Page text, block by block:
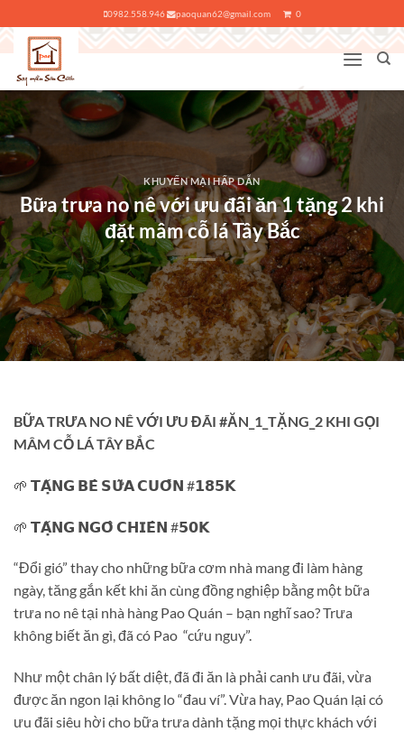
qua
nội
dung
0982.558.946 paoquan62@gmail.com 0
KHUYẾN MẠI HẤP DẪN
Bữa trưa no nê với ưu đãi ăn 1 tặng 2 khi
đặt mâm cỗ lá Tây Bắc
BỮA TRƯA NO NÊ VỚI ƯU ĐÃI #ĂN_1_TẶNG_2 KHI GỌI
MÂM CỖ LÁ TÂY BẮC
🌱 𝗧𝗔̣̆𝗡𝗚 𝗕𝗘̂ 𝗦𝗨̛̃𝗔 𝗖𝗨𝗢̂́𝗡 #𝟭𝟴𝟱𝗞
🌱 𝗧𝗔̣̆𝗡𝗚 𝗡𝗚𝗢̂ 𝗖𝗛𝗜𝗘̂𝗡 #𝟱𝟬𝗞
“Đổi gió” thay cho những bữa cơm nhà mang đi làm hàng
ngày, tăng gắn kết khi ăn cùng đồng nghiệp bằng một bữa
trưa no nê tại nhà hàng Pao Quán – bạn nghĩ sao? Trưa
không biết ăn gì, đã có Pao “cứu nguy”.
Như một chân lý bất diệt, đã đi ăn là phải canh ưu đãi, vừa
được ăn ngon lại không lo “đau ví”. Vừa hay, Pao Quán lại có
ưu đãi siêu hời cho bữa trưa dành tặng mọi thực khách với